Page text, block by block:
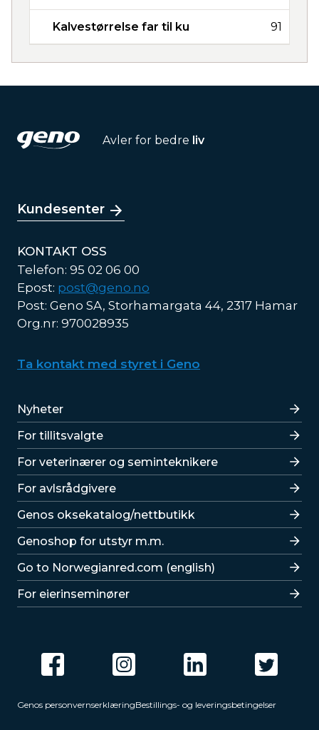
Kalvestørrelse far til ku 91
Avler for bedre liv
Kundesenter
KONTAKT OSS
Telefon: 95 02 06 00
Epost: post@geno.no
Post: Geno SA, Storhamargata 44, 2317 Hamar
Org.nr: 970028935
Ta kontakt med styret i Geno
Lenker
Nyheter
For tillitsvalgte
For veterinærer og seminteknikere
For avlsrådgivere
Lenker
Genos oksekatalog/nettbutikk
Genoshop for utstyr m.m.
Go to Norwegianred.com (english)
For eierinseminører
Genos personvernserklæringBestillings- og leveringsbetingelser